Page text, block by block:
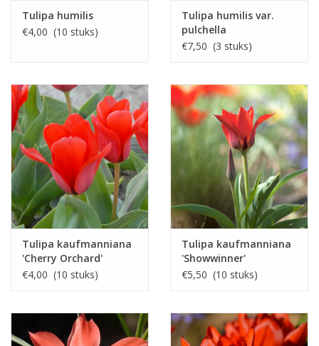
Tulipa humilis
€4,00 (10 stuks)
Tulipa humilis var.
pulchella
'Albocaerulea'
€7,50 (3 stuks)
Tulipa kaufmanniana
'Cherry Orchard'
€4,00 (10 stuks)
Tulipa kaufmanniana
'Showwinner'
€5,50 (10 stuks)